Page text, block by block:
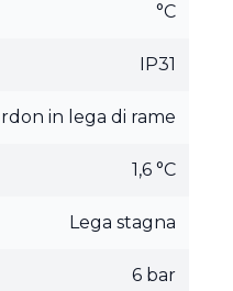
°C
IP31
in lega di rame
1,6 °C
Lega stagna
6 bar